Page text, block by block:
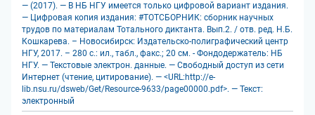
— (2017). — В НБ НГУ имеется только цифровой вариант издания.
— Цифровая копия издания: #ТОТСБОРНИК: сборник научных
трудов по материалам Тотального диктанта. Вып.2. / отв. ред. Н.Б.
Кошкарева. – Новосибирск: Издательско-полиграфический центр
НГУ, 2017. – 280 с.: ил., табл., факс.; 20 см. - Фондодержатель: НБ
НГУ. — Текстовые электрон. данные. — Свободный доступ из сети
Интернет (чтение, цитирование). — <URL:http://e-
lib.nsu.ru/dsweb/Get/Resource-9633/page00000.pdf>. — Текст:
электронный